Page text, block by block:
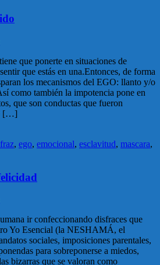
que ponerte en situaciones de
que estás en una.Entonces, de forma
los mecanismos del EGO: llanto y/o
como también la impotencia pone en
que son conductas que fueron
[…]
, ego, emocional, esclavitud, mascara,
ir confeccionando disfraces que
Yo Esencial (la NESHAMÁ, el
sociales, imposiciones parentales,
para sobreponerse a miedos,
bizarras que se valoran como